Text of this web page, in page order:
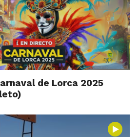
de Lorca 2025